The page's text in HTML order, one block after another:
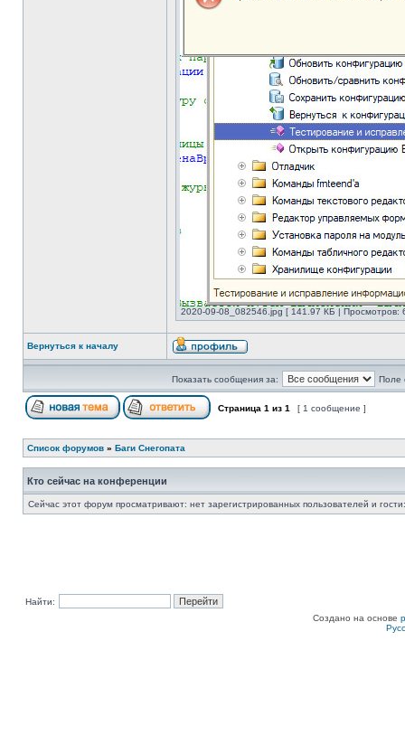
2020-09-08_082546.jpg [ 141.97 КБ | Просмотров:
Вернуться к началу
Показать сообщения за: Поле
Страница 1 из 1 [ 1 сообщение ]
Список форумов » Баги Снегопата
Кто сейчас на конференции
Сейчас этот форум просматривают: нет зарегистрированных пользователей и
Найти:
Создано на основе